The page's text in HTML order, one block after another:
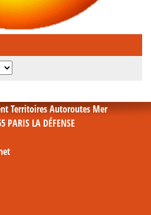
Territoires Autoroutes Mer
PARIS LA DÉFENSE